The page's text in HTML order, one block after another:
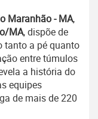
Maranhão - MA,
MA, dispõe de
tanto a pé quanto
entre túmulos
a história do
equipes
de mais de 220